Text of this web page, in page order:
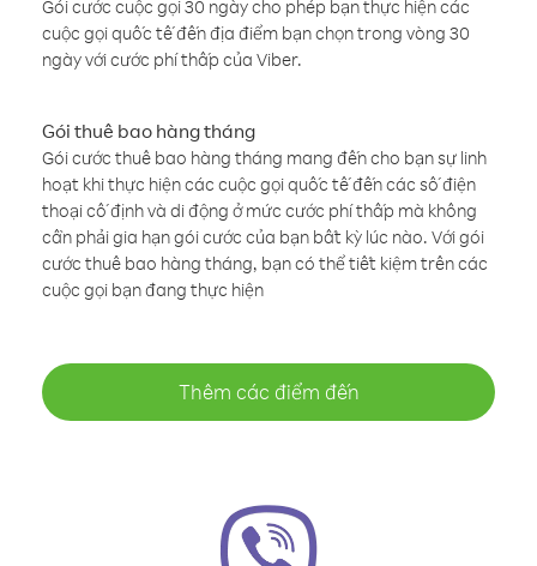
Gói cước cuộc gọi 30 ngày cho phép bạn thực hiện các
cuộc gọi quốc tế đến địa điểm bạn chọn trong vòng 30
ngày với cước phí thấp của Viber.
Gói thuê bao hàng tháng
Gói cước thuê bao hàng tháng mang đến cho bạn sự linh
hoạt khi thực hiện các cuộc gọi quốc tế đến các số điện
thoại cố định và di động ở mức cước phí thấp mà không
cần phải gia hạn gói cước của bạn bất kỳ lúc nào. Với gói
cước thuê bao hàng tháng, bạn có thể tiết kiệm trên các
cuộc gọi bạn đang thực hiện
Thêm các điểm đến